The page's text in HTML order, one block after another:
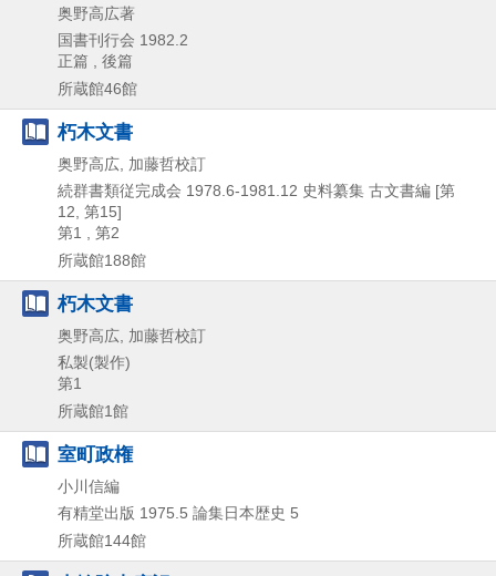
奥野高広著
国書刊行会 1982.2
正篇 , 後篇
所蔵館46館
朽木文書
奥野高広, 加藤哲校訂
続群書類従完成会 1978.6-1981.12 史料纂集 古文書編 [第
12, 第15]
第1 , 第2
所蔵館188館
朽木文書
奥野高広, 加藤哲校訂
私製(製作)
第1
所蔵館1館
室町政権
小川信編
有精堂出版 1975.5 論集日本歴史 5
所蔵館144館